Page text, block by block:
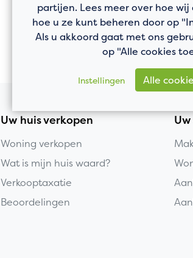
Uw huis verkopen
Woning verkopen
Wat is mijn huis waard?
Verkooptaxatie
Beoordelingen
partijen. Lees meer over hoe wij
hoe u ze kunt beheren door op
Als u akkoord gaat met ons
op "Alle cookies
Instellingen Alle